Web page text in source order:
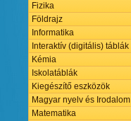
Fizika
Földrajz
Informatika
Interaktív (digitális) táblák
Kémia
Iskolatáblák
Kiegészítő eszközök
Magyar nyelv és Irodalom
Matematika